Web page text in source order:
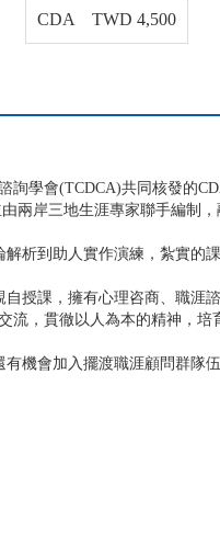
CDA TWD 4,500
學會(TCDCA)共同核發的
兩岸三地生涯專家聯手編制
析到助人實作演練，紮實的
授課，擁有心理咨商、職涯
，貫徹以人為本的精神，
機會加入擺渡職涯顧問群隊